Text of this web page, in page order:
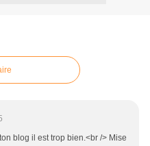
blog il est trop bien.<br /> Mise